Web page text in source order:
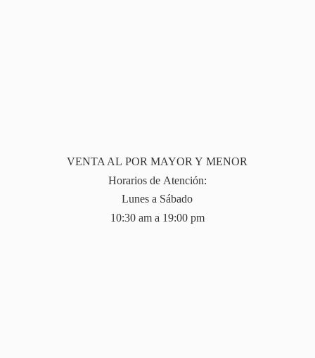
VENTA AL POR MAYOR Y MENOR
Horarios de Atención:
Lunes a Sábado
10:30 am a 19:00 pm